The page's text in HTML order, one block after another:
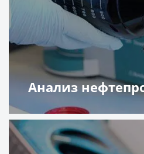
Анализ
Подробнее